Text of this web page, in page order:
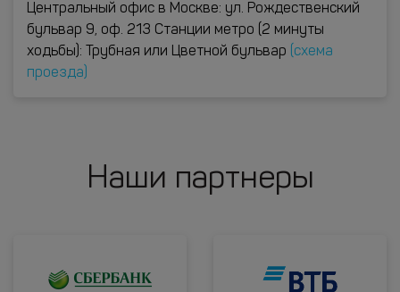
Центральный офис в Москве: ул. Рождественский
бульвар 9, оф. 213 Станции метро (2 минуты
ходьбы): Трубная или Цветной бульвар
(схема
проезда)
Наши партнеры